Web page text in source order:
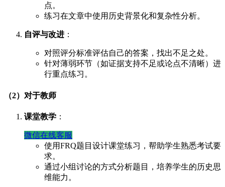
点。
练习在文章中使用历史背景化和复杂性分析。
自评与改进 ：
对照评分标准评估自己的答案，找出不足之处。
针对薄弱环节（如证据支持不足或论点不清晰）进
行重点练习。
（2）对于教师
课堂教学 ：
微信在线客服
使用FRQ题目设计课堂练习，帮助学生熟悉考试要
求。
通过小组讨论的方式分析题目，培养学生的历史思
维能力。